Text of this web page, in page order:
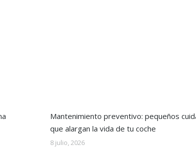
Mantenimiento preventivo: pequeños
que alargan la vida de tu coche
8 julio, 2026